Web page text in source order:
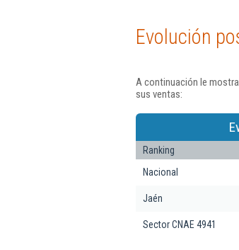
Evolución
A continuación le
sus ventas:
Ranking
Nacional
Jaén
Sector CNAE 4941